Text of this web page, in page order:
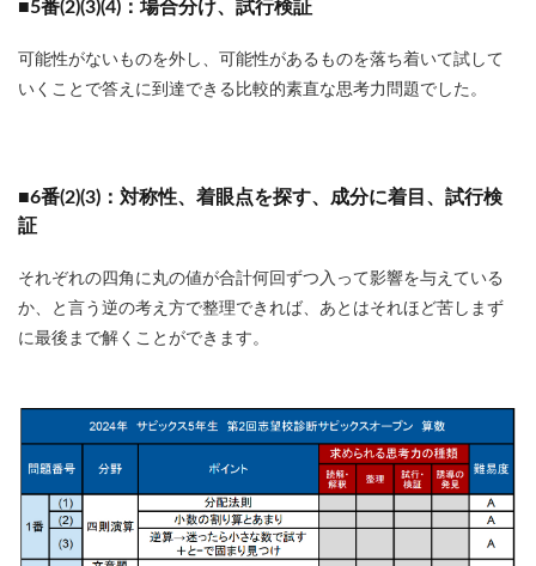
■5番(2)(3)(4)：場合分け、試行検証
可能性がないものを外し、可能性があるものを落ち着いて試して
いくことで答えに到達できる比較的素直な思考力問題でした。
■6番(2)(3)：対称性、着眼点を探す、成分に着目、試行検
証
それぞれの四角に丸の値が合計何回ずつ入って影響を与えている
か、と言う逆の考え方で整理できれば、あとはそれほど苦しまず
に最後まで解くことができます。